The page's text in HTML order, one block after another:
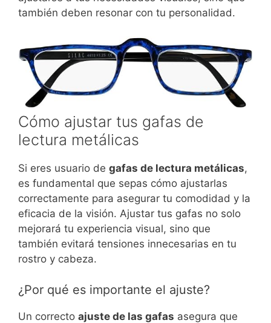
también deben resonar con tu personalidad.
Cómo ajustar tus gafas de
lectura metálicas
Si eres usuario de gafas de lectura metálicas,
es fundamental que sepas cómo ajustarlas
correctamente para asegurar tu comodidad y la
eficacia de la visión. Ajustar tus gafas no solo
mejorará tu experiencia visual, sino que
también evitará tensiones innecesarias en tu
rostro y cabeza.
¿Por qué es importante el ajuste?
Un correcto ajuste de las gafas asegura que